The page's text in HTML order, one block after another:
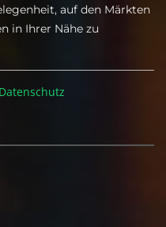
auf den Märkten
in Ihrer Nähe zu
Datenschutz